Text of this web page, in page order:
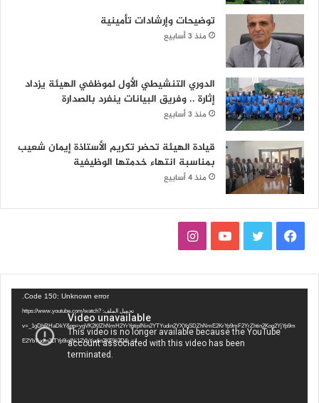
توضيحات وإرشادات تأمينية
منذ 3 أسابيع
الدوري التنشيطي الأول لموظفي الهيئة يزداد
إثارة .. وفريق البيانات ينفرد بالصدارة
منذ 3 أسابيع
قيادة الهيئة تحضر تكريم الأستاذة إيمان شعيب
بمناسبة انتهاء خدمتها الوظيفية
منذ 4 أسابيع
فيسبوكتويتر يوتيوبانستقرام
Code 150: Unknown error.
تحميل الملف: https://www.youtube.com/watch?
v=_1gDhRHaDkY&pp=ygVK2KfZhNmH2YrYptipINin2YTYudin2YXYqSDZhNmE2KrYp9mF2YrZhtin2Kog2YjYp9m
E2YbYudin2LTYp9iqINi12YbYudin2KE%3D&_=1